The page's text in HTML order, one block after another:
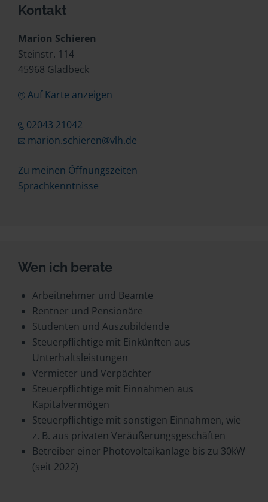
Kontakt
Marion Schieren
Steinstr. 114
45968 Gladbeck
Auf Karte anzeigen
02043 21042
marion.schieren@vlh.de
Zu meinen Öffnungszeiten
Sprachkenntnisse
Wen ich berate
Arbeitnehmer und Beamte
Rentner und Pensionäre
Studenten und Auszubildende
Steuerpflichtige mit Einkünften aus
Unterhaltsleistungen
Vermieter und Verpächter
Steuerpflichtige mit Einnahmen aus
Kapitalvermögen
Steuerpflichtige mit sonstigen Einnahmen, wie
z. B. aus privaten Veräußerungsgeschäften
Betreiber einer Photovoltaikanlage bis zu 30kW
(seit 2022)